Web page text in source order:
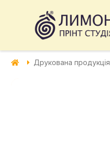
Друкована продукція